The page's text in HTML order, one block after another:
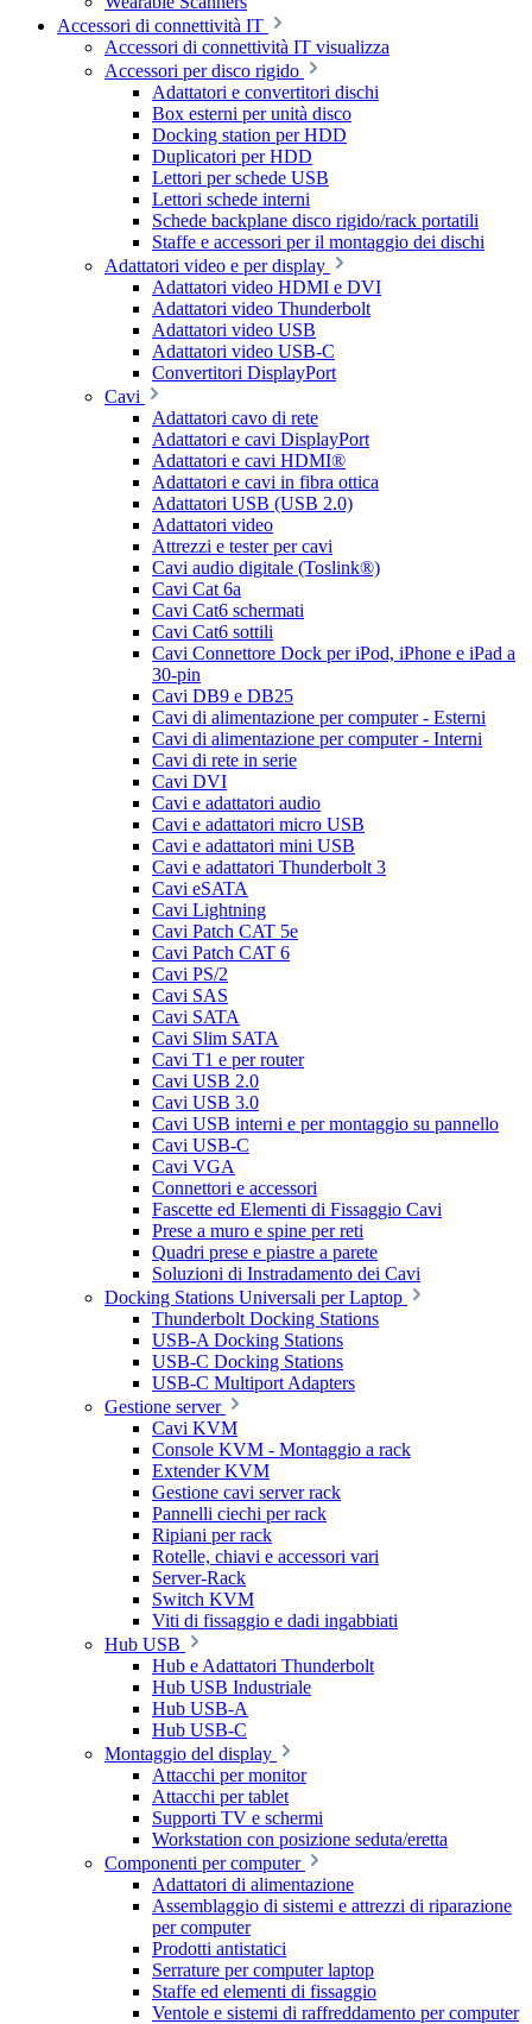
Accessori di connettività IT
Accessori di connettività IT visualizza
Accessori per disco rigido
Adattatori e convertitori dischi
Box esterni per unità disco
Docking station per HDD
Duplicatori per HDD
Lettori per schede USB
Lettori schede interni
Schede backplane disco rigido/rack portatili
Staffe e accessori per il montaggio dei dischi
Adattatori video e per display
Adattatori video HDMI e DVI
Adattatori video Thunderbolt
Adattatori video USB
Adattatori video USB-C
Convertitori DisplayPort
Cavi
Adattatori cavo di rete
Adattatori e cavi DisplayPort
Adattatori e cavi HDMI®
Adattatori e cavi in fibra ottica
Adattatori USB (USB 2.0)
Adattatori video
Attrezzi e tester per cavi
Cavi audio digitale (Toslink®)
Cavi Cat 6a
Cavi Cat6 schermati
Cavi Cat6 sottili
Cavi Connettore Dock per iPod, iPhone e iPad a
30-pin
Cavi DB9 e DB25
Cavi di alimentazione per computer - Esterni
Cavi di alimentazione per computer - Interni
Cavi di rete in serie
Cavi DVI
Cavi e adattatori audio
Cavi e adattatori micro USB
Cavi e adattatori mini USB
Cavi e adattatori Thunderbolt 3
Cavi eSATA
Cavi Lightning
Cavi Patch CAT 5e
Cavi Patch CAT 6
Cavi PS/2
Cavi SAS
Cavi SATA
Cavi Slim SATA
Cavi T1 e per router
Cavi USB 2.0
Cavi USB 3.0
Cavi USB interni e per montaggio su pannello
Cavi USB-C
Cavi VGA
Connettori e accessori
Fascette ed Elementi di Fissaggio Cavi
Prese a muro e spine per reti
Quadri prese e piastre a parete
Soluzioni di Instradamento dei Cavi
Docking Stations Universali per Laptop
Thunderbolt Docking Stations
USB-A Docking Stations
USB-C Docking Stations
USB-C Multiport Adapters
Gestione server
Cavi KVM
Console KVM - Montaggio a rack
Extender KVM
Gestione cavi server rack
Pannelli ciechi per rack
Ripiani per rack
Rotelle, chiavi e accessori vari
Server-Rack
Switch KVM
Viti di fissaggio e dadi ingabbiati
Hub USB
Hub e Adattatori Thunderbolt
Hub USB Industriale
Hub USB-A
Hub USB-C
Montaggio del display
Attacchi per monitor
Attacchi per tablet
Supporti TV e schermi
Workstation con posizione seduta/eretta
Componenti per computer
Adattatori di alimentazione
Assemblaggio di sistemi e attrezzi di riparazione
per computer
Prodotti antistatici
Serrature per computer laptop
Staffe ed elementi di fissaggio
Ventole e sistemi di raffreddamento per computer